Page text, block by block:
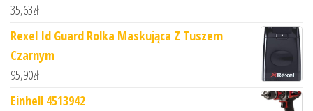
35,63zł
Rexel Id Guard Rolka Maskująca Z Tuszem
Czarnym
95,90zł
Einhell 4513942